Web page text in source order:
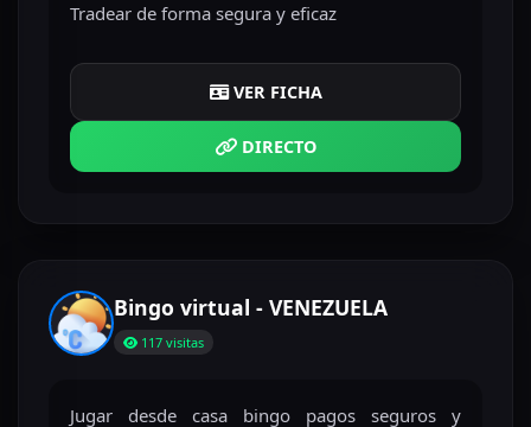
Tradear de forma segura y eficaz
VER FICHA
DIRECTO
Bingo virtual - VENEZUELA
117 visitas
Jugar desde casa bingo pagos seguros y